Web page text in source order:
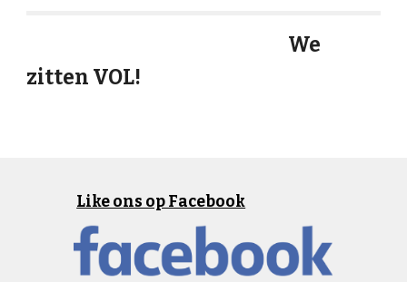
We
zitten VOL!
Like ons op Facebook